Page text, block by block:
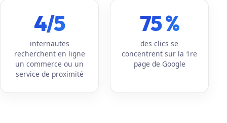
4/5
internautes
recherchent en ligne
un commerce ou un
service de proximité
75 %
des clics se
concentrent sur la 1re
page de Google